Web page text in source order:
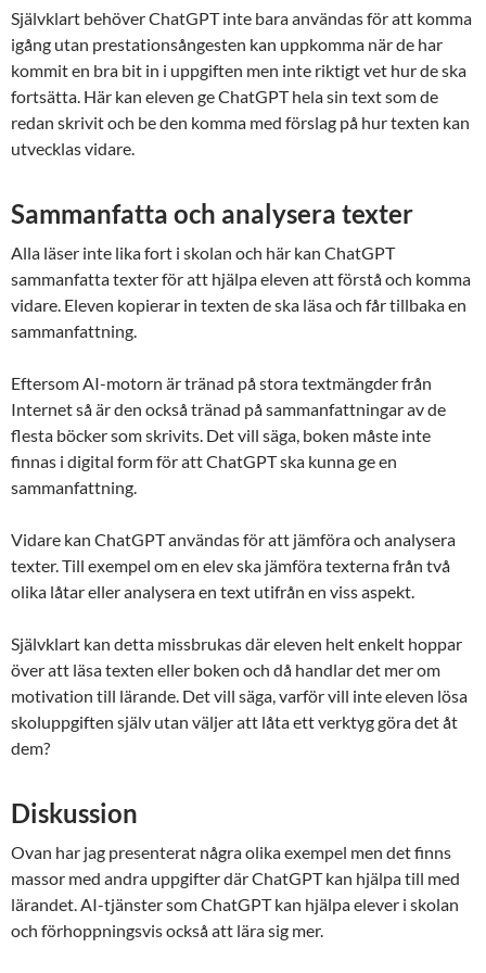
Självklart behöver ChatGPT inte bara användas för att komma
igång utan prestationsångesten kan uppkomma när de har
kommit en bra bit in i uppgiften men inte riktigt vet hur de ska
fortsätta. Här kan eleven ge ChatGPT hela sin text som de
redan skrivit och be den komma med förslag på hur texten kan
utvecklas vidare.
Sammanfatta och analysera texter
Alla läser inte lika fort i skolan och här kan ChatGPT
sammanfatta texter för att hjälpa eleven att förstå och komma
vidare. Eleven kopierar in texten de ska läsa och får tillbaka en
sammanfattning.
Eftersom AI-motorn är tränad på stora textmängder från
Internet så är den också tränad på sammanfattningar av de
flesta böcker som skrivits. Det vill säga, boken måste inte
finnas i digital form för att ChatGPT ska kunna ge en
sammanfattning.
Vidare kan ChatGPT användas för att jämföra och analysera
texter. Till exempel om en elev ska jämföra texterna från två
olika låtar eller analysera en text utifrån en viss aspekt.
Självklart kan detta missbrukas där eleven helt enkelt hoppar
över att läsa texten eller boken och då handlar det mer om
motivation till lärande. Det vill säga, varför vill inte eleven lösa
skoluppgiften själv utan väljer att låta ett verktyg göra det åt
dem?
Diskussion
Ovan har jag presenterat några olika exempel men det finns
massor med andra uppgifter där ChatGPT kan hjälpa till med
lärandet. AI-tjänster som ChatGPT kan hjälpa elever i skolan
och förhoppningsvis också att lära sig mer.